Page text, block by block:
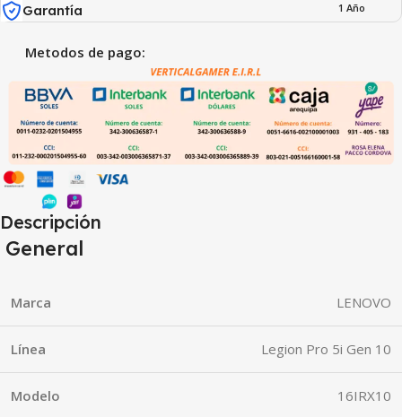
Garantía 1 Año
Metodos de pago:
Descripción
General
Marca LENOVO
Línea Legion Pro 5i Gen 10
Modelo 16IRX10